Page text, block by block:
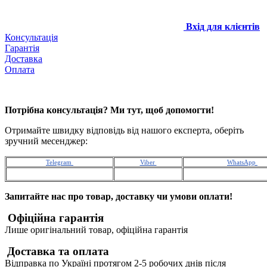
Вхід для клієнтів
Консультація
Гарантія
Доставка
Оплата
Потрібна консультація? Ми тут, щоб допомогти!
Отримайте швидку відповідь від нашого експерта, оберіть
зручний месенджер:
Telegram Viber WhatsApp
Запитайте нас про товар, доставку чи умови оплати!
Офіційна гарантія
Лише оригінальний товар, офіційна гарантія
Доставка та оплата
Відправка по Україні протягом 2-5 робочих днів після